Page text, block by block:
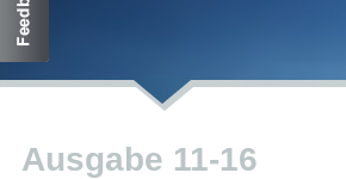
Ausgabe 11-16